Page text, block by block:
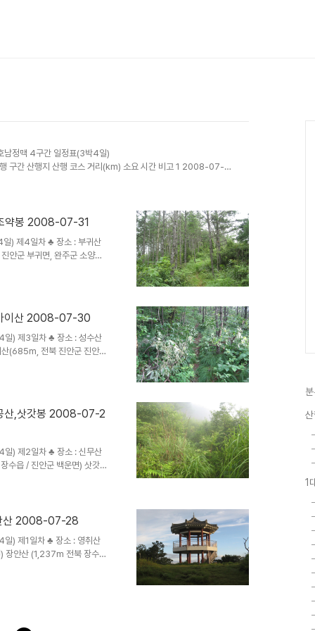
정맥 4구간 일정표(3박4일)
간 산행지 산행 코스 거리(km) 소요 시간 비고 1 2008-07-
안산-950m-밀목재-사두봉-수분재 24 9 개별 2 2008-07-29
약봉 2008-07-31
제4일차 ♣ 장소 : 부귀산
군 부귀면, 완주군 소양면)
-질마재-600봉-가정고개 -
이산 2008-07-30
) 제3일차 ♣ 장소 : 성수산
(685m, 전북 진안군 진안
-775봉-710봉(△)-옥산동
산,삿갓봉 2008-07-2
) 제2일차 ♣ 장소 : 신무산
수읍 / 진안군 백운면) 삿갓봉
-신무산-자고개-합미성-팔
산 2008-07-28
제1일차 ♣ 장소 : 영취산
장안산 (1,237m 전북 장수군
, 번암면) ♣ 코스 : 무령고개-
1